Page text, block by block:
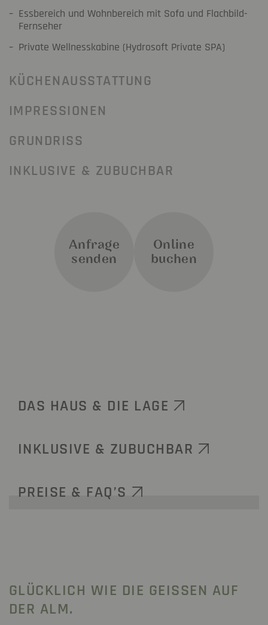
Essbereich und Wohnbereich mit Sofa und Flachbild-
Fernseher
Private Wellnesskabine (Hydrosoft Private SPA)
KÜCHENAUSSTATTUNG
IMPRESSIONEN
GRUNDRISS
INKLUSIVE & ZUBUCHBAR
Anfrage
senden
Online
buchen
DAS HAUS & DIE LAGE
INKLUSIVE & ZUBUCHBAR
PREISE & FAQ’S
GLÜCKLICH WIE DIE GEISSEN AUF D
ER ALM.